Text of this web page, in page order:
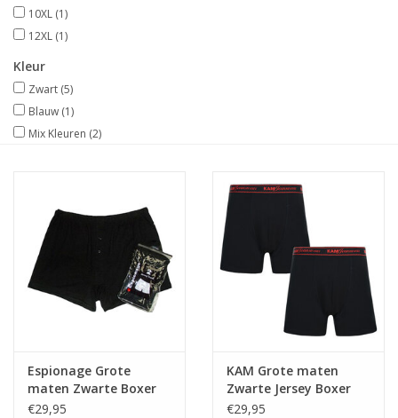
10XL (1)
12XL (1)
Kleur
Zwart (5)
Blauw (1)
Mix Kleuren (2)
Espionage Grote
maten Zwarte Boxer
Shorts (2-pack)
€29,95
KAM Grote maten
Zwarte Jersey Boxer
Shorts (2-pack)
€29,95